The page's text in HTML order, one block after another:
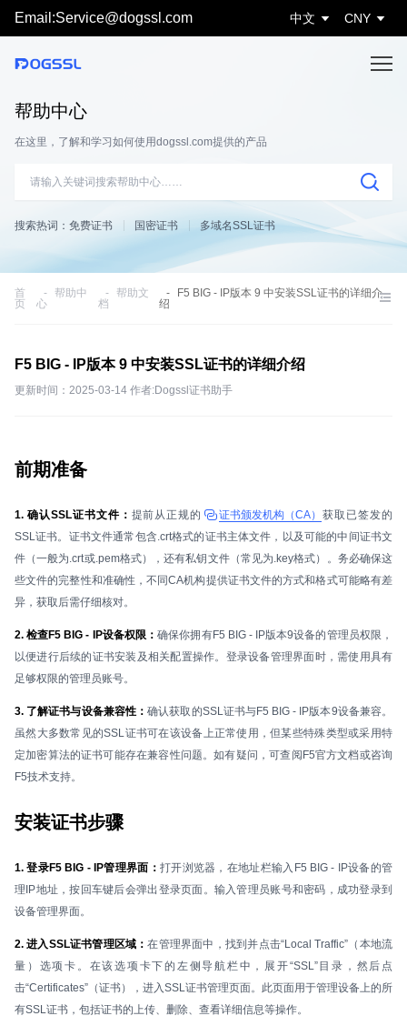
Email:Service@dogssl.com 中文 CNY
帮助中心
在这里，了解和学习如何使用dogssl.com提供的产品
搜索热词： 免费证书 国密证书 多域名SSL证书
首
页
帮助中
心
帮助文
档
F5 BIG - IP版本 9 中安装SSL证书的详细介
绍
F5 BIG - IP版本 9 中安装SSL证书的详细介绍
更新时间：2025-03-14 作者:Dogssl证书助手
前期准备
1. 确认SSL证书文件： 提前从正规的 证书颁发机构（CA） 获取已签发的
SSL证书。证书文件通常包含.crt格式的证书主体文件，以及可能的中间证书文
件（一般为.crt或.pem格式），还有私钥文件（常见为.key格式）。务必确保这
些文件的完整性和准确性，不同CA机构提供证书文件的方式和格式可能略有差
异，获取后需仔细核对。
2. 检查F5 BIG - IP设备权限：确保你拥有F5 BIG - IP版本9设备的管理员权限，
以便进行后续的证书安装及相关配置操作。登录设备管理界面时，需使用具有
足够权限的管理员账号。
3. 了解证书与设备兼容性：确认获取的SSL证书与F5 BIG - IP版本9设备兼容。
虽然大多数常见的SSL证书可在该设备上正常使用，但某些特殊类型或采用特
定加密算法的证书可能存在兼容性问题。如有疑问，可查阅F5官方文档或咨询
F5技术支持。
安装证书步骤
1. 登录F5 BIG - IP管理界面： 打开浏览器，在地址栏输入F5 BIG - IP设备的管
理IP地址，按回车键后会弹出登录页面。输入管理员账号和密码，成功登录到
设备管理界面。
2. 进入SSL证书管理区域：在管理界面中，找到并点击“Local Traffic”（本地流
量）选项卡。在该选项卡下的左侧导航栏中，展开“SSL”目录，然后点
击“Certificates”（证书），进入SSL证书管理页面。此页面用于管理设备上的所
有SSL证书，包括证书的上传、删除、查看详细信息等操作。